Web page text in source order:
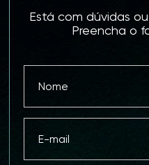
Está com dúvidas
Preencha o